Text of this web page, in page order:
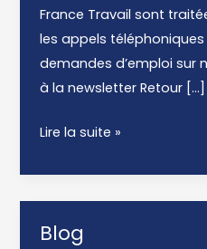
France Travail sont
les appels
demandes d’emploi sur
à la newsletter Retour […]
Merci
Lire la suite »
Blog